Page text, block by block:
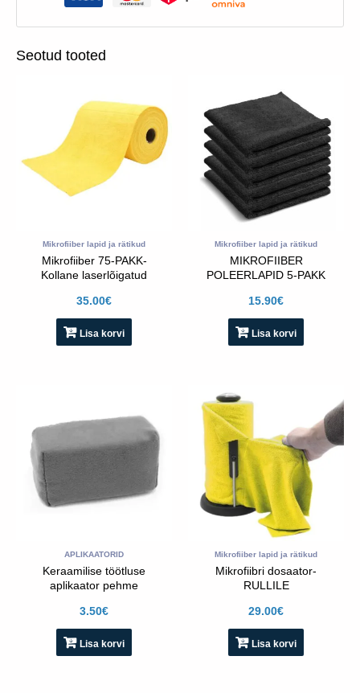
Seotud tooted
Mikrofiiber lapid ja rätikud
Mikrofiiber 75-PAKK-
Kollane laserlõigatud
35.00€
Lisa korvi
Mikrofiiber lapid ja rätikud
MIKROFIIBER
POLEERLAPID 5-PAKK
ÄÄRTEGA- MUST
15.90€
Lisa korvi
APLIKAATORID
Keraamilise töötluse
aplikaator pehme
3.50€
Lisa korvi
Mikrofiiber lapid ja rätikud
Mikrofiibri dosaator-
RULLILE
29.00€
Lisa korvi